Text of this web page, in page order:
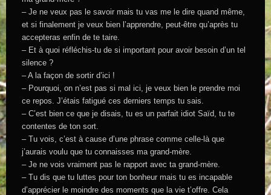
– Je ne veux pas le savoir mais tu vas me le dire quand même,
et si finalement je veux bien l’apprendre, peut-être qu’après tu
accepteras enfin de te taire.
– Et à quoi réfléchis-tu de si important pour avoir besoin d’un tel
silence ?
– A la façon de sortir d’ici !
– Pourquoi, on n’est pas si mal ici, je veux bien le prendre moi
ce repos. J’étais fatigué ces derniers temps tu sais.
– C’est bien ce que je disais, tu es un parfait idiot Saïd, tu te
contentes de ton sort.
– Tu vois, c’est à cause d’une phrase comme celle-là que
j’aurais voulu que tu connaisses ma grand-mère.
– Je ne vois vraiment pas le rapport avec ta grand-mère.
– Tu dis que tu luttes pour ton bonheur mais tu es incapable
d’apprécier le moindre des moments que la vie t’offre. Cela